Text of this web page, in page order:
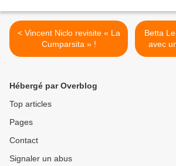
< Vincent Niclo revisite « La
Cumparsita » !
Betta
Hébergé par Overblog
Top articles
Pages
Contact
Signaler un abus